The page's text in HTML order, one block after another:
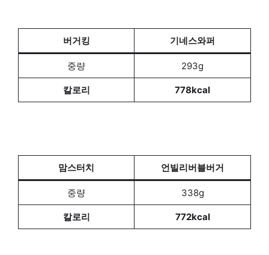
버거킹 기네스와퍼
중량 293g
칼로리 778kcal
맘스터치 언빌리버블버거
중량 338g
칼로리 772kcal